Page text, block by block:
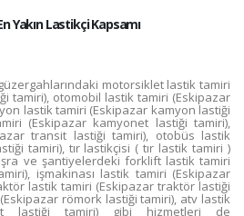
Yakın Lastikçi Kapsamı
motorsiklet lastik tamiri
tamiri), otomobil lastik tamiri (Eskipazar
lastik tamiri (Eskipazar kamyon lastiği
(Eskipazar kamyonet lastiği tamiri),
transit lastiği tamiri), otobüs lastik
tamiri), tır lastikçisi ( tır lastik tamiri )
ve şantiyelerdeki forklift lastik tamiri
işmakinası lastik tamiri (Eskipazar
lastik tamiri (Eskipazar traktör lastiği
römork lastiği tamiri), atv lastik
lastiği tamiri) gibi hizmetleri de